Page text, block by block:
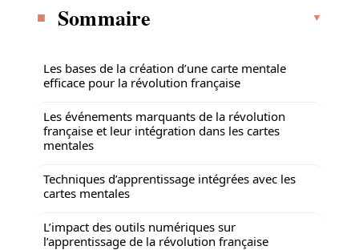
Sommaire
Les bases de la création d’une carte mentale
efficace pour la révolution française
Les événements marquants de la révolution
française et leur intégration dans les cartes
mentales
Techniques d’apprentissage intégrées avec les
cartes mentales
L’impact des outils numériques sur
l’apprentissage de la révolution française